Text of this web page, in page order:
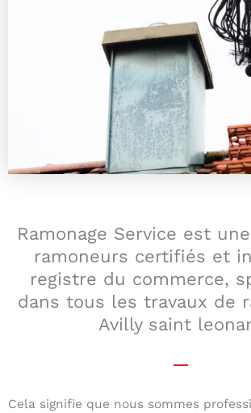
Ramonage Service est
ramoneurs certifiés et
registre du commerce,
dans tous les travaux de
Avilly saint
Cela signifie que nous sommes